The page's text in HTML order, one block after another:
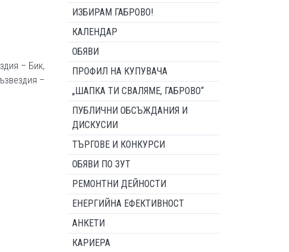
– Бик,
–
ИЗБИРАМ ГАБРОВО!
КАЛЕНДАР
ОБЯВИ
ПРОФИЛ НА КУПУВАЧА
„ШАПКА ТИ СВАЛЯМЕ, ГАБРОВО“
ПУБЛИЧНИ ОБСЪЖДАНИЯ И
ДИСКУСИИ
ТЪРГОВЕ И КОНКУРСИ
ОБЯВИ ПО ЗУТ
РЕМОНТНИ ДЕЙНОСТИ
ЕНЕРГИЙНА ЕФЕКТИВНОСТ
АНКЕТИ
КАРИЕРА